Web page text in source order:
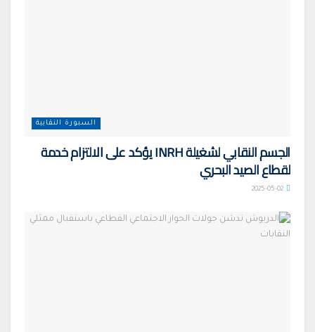
السبورة النقابية
الجسم النقابي لشغيلة INRH يؤكد على الالتزام خدمة
لقطاع الصيد البحري